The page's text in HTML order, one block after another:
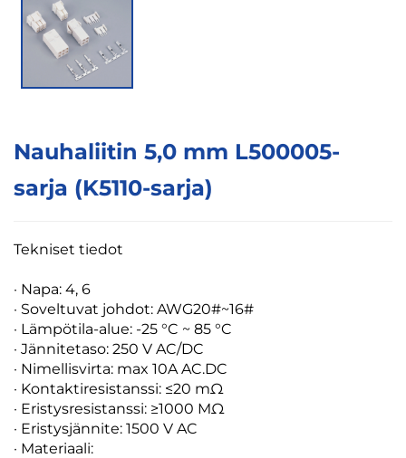
Nauhaliitin 5,0 mm L500005-
sarja (K5110-sarja)
Tekniset tiedot
· Napa: 4, 6
· Soveltuvat johdot: AWG20#~16#
· Lämpötila-alue: -25 °C ~ 85 °C
· Jännitetaso: 250 V AC/DC
· Nimellisvirta: max 10A AC.DC
· Kontaktiresistanssi: ≤20 mΩ
· Eristysresistanssi: ≥1000 MΩ
· Eristysjännite: 1500 V AC
· Materiaali: